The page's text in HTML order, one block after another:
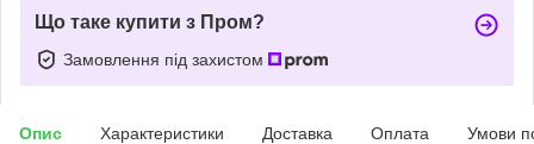
Що таке купити з Пром?
Замовлення під захистом
Опис Характеристики Доставка Оплата Умови